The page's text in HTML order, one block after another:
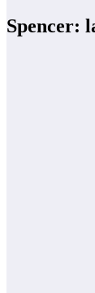
Spencer: